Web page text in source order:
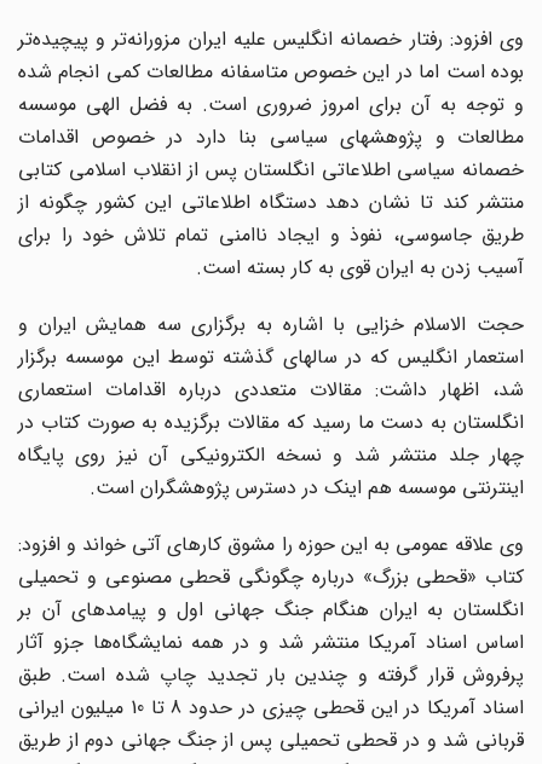
وی افزود: رفتار خصمانه انگلیس علیه ایران مزورانه‌تر و پیچیده‌تر
بوده است اما در این خصوص متاسفانه مطالعات کمی انجام شده
و توجه به آن برای امروز ضروری است. به فضل الهی موسسه
مطالعات و پژوهشهای سیاسی بنا دارد در خصوص اقدامات
خصمانه سیاسی اطلاعاتی انگلستان پس از انقلاب اسلامی کتابی
منتشر کند تا نشان دهد دستگاه اطلاعاتی این کشور چگونه از
طریق جاسوسی، نفوذ و ایجاد ناامنی تمام تلاش خود را برای
آسیب زدن به ایران قوی به کار بسته است.
حجت الاسلام خزایی با اشاره به برگزاری سه همایش‌ ایران و
استعمار انگلیس که در سالهای گذشته توسط این موسسه برگزار
شد، اظهار داشت: مقالات متعددی درباره اقدامات استعماری
انگلستان به دست ما رسید که مقالات برگزیده به صورت کتاب در
چهار جلد منتشر شد و نسخه الکترونیکی آن نیز روی پایگاه
اینترنتی موسسه هم اینک در دسترس پژوهشگران است.
وی علاقه عمومی به این حوزه را مشوق کارهای آتی خواند و افزود:
کتاب «قحطی بزرگ» درباره چگونگی قحطی مصنوعی و تحمیلی
انگلستان به ایران هنگام جنگ جهانی اول و پیامدهای آن بر
اساس اسناد آمریکا منتشر شد و در همه نمایشگاه‌ها جزو آثار
پرفروش قرار گرفته و چندین بار تجدید چاپ شده است. طبق
اسناد آمریکا در این قحطی چیزی در حدود 8 تا 10 میلیون ایرانی
قربانی شد و در قحطی تحمیلی پس از جنگ جهانی دوم از طریق